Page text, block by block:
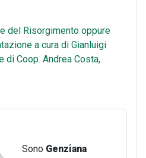
del Risorgimento oppure
a cura di Gianluigi
Coop. Andrea Costa,
Sono Genziana